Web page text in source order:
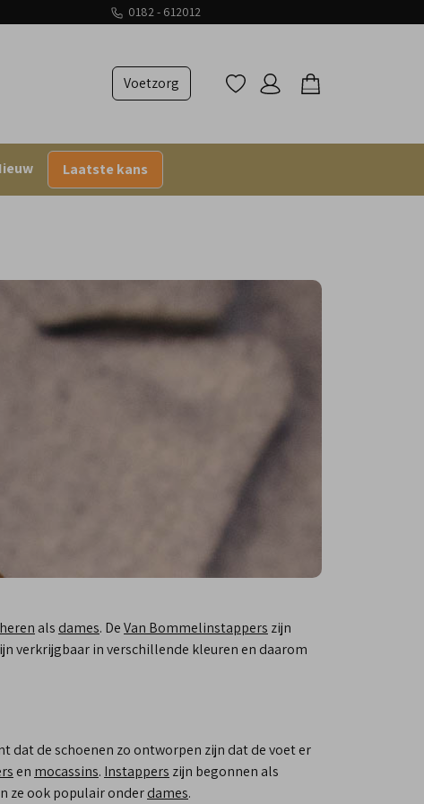
0182 - 612012
Voetzorg
Laatste kans
heren als dames. DeVan Bommelinstappers zijn
verkrijgbaar in verschillende kleuren en daarom
dat de schoenen zo ontworpen zijn dat de voet er
en mocassins. Instappers zijn begonnen als
ze ook populair onderdames.